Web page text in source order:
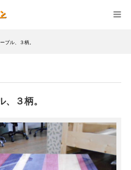
ブル、３柄。
、３柄。